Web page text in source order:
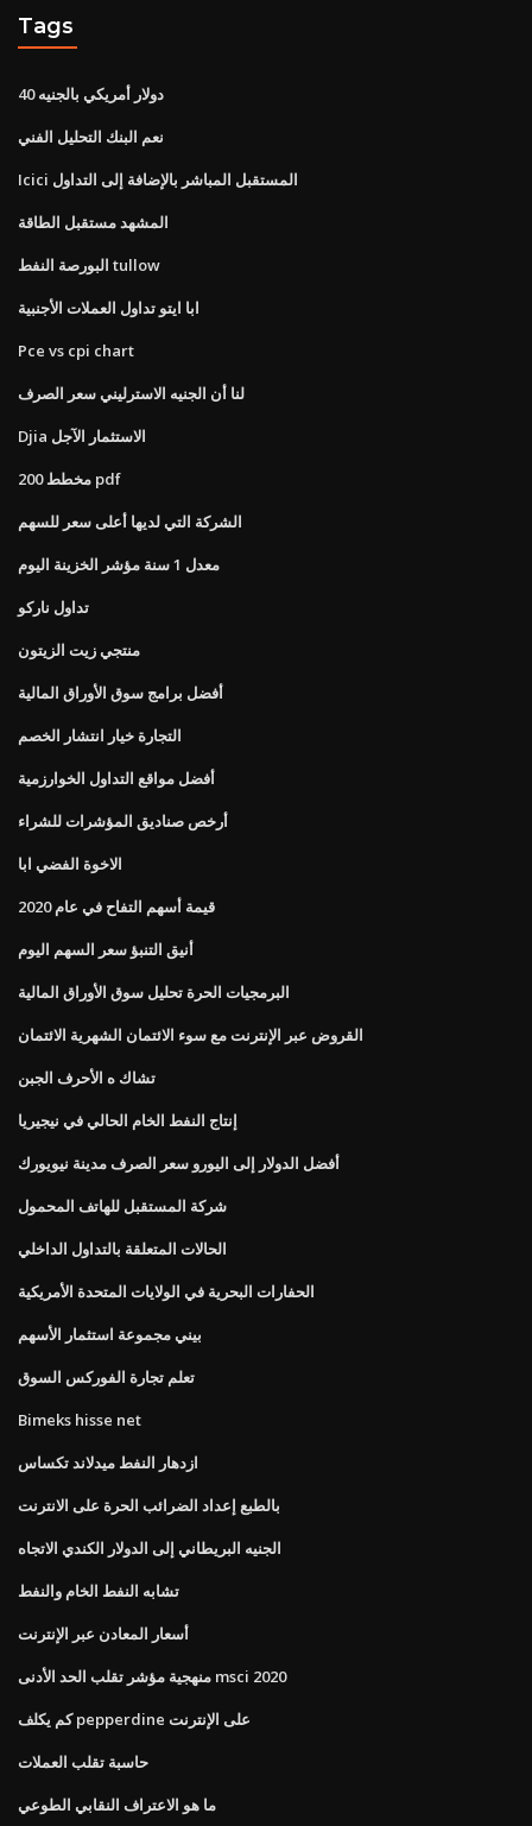
Tags
40 دولار أمريكي بالجنيه
نعم البنك التحليل الفني
Icici المستقبل المباشر بالإضافة إلى التداول
المشهد مستقبل الطاقة
البورصة النفط tullow
ابا ايتو تداول العملات الأجنبية
Pce vs cpi chart
لنا أن الجنيه الاسترليني سعر الصرف
Djia الاستثمار الآجل
200 مخطط pdf
الشركة التي لديها أعلى سعر للسهم
معدل 1 سنة مؤشر الخزينة اليوم
تداول ناركو
منتجي زيت الزيتون
أفضل برامج سوق الأوراق المالية
التجارة خيار انتشار الخصم
أفضل مواقع التداول الخوارزمية
أرخص صناديق المؤشرات للشراء
الاخوة الفضي ابا
قيمة أسهم التفاح في عام 2020
أنيق التنبؤ سعر السهم اليوم
البرمجيات الحرة تحليل سوق الأوراق المالية
القروض عبر الإنترنت مع سوء الائتمان الشهرية الائتمان
تشاك ه الأحرف الجبن
إنتاج النفط الخام الحالي في نيجيريا
أفضل الدولار إلى اليورو سعر الصرف مدينة نيويورك
شركة المستقبل للهاتف المحمول
الحالات المتعلقة بالتداول الداخلي
الحفارات البحرية في الولايات المتحدة الأمريكية
بيني مجموعة استثمار الأسهم
تعلم تجارة الفوركس السوق
Bimeks hisse net
ازدهار النفط ميدلاند تكساس
بالطبع إعداد الضرائب الحرة على الانترنت
الجنيه البريطاني إلى الدولار الكندي الاتجاه
تشابه النفط الخام والنفط
أسعار المعادن عبر الإنترنت
منهجية مؤشر تقلب الحد الأدنى msci 2020
كم يكلف pepperdine على الإنترنت
حاسبة تقلب العملات
ما هو الاعتراف النقابي الطوعي